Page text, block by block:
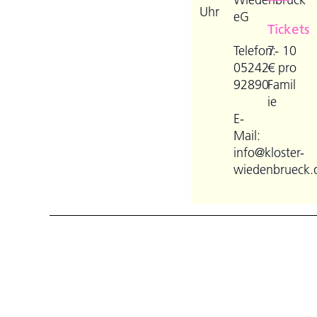
Uhr
eG
Telefon:
05242
92890
E-
Mail:
info@kloster-
Tickets
7- 10
€ pro
Famil
ie